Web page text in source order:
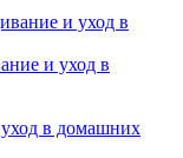
и уход в